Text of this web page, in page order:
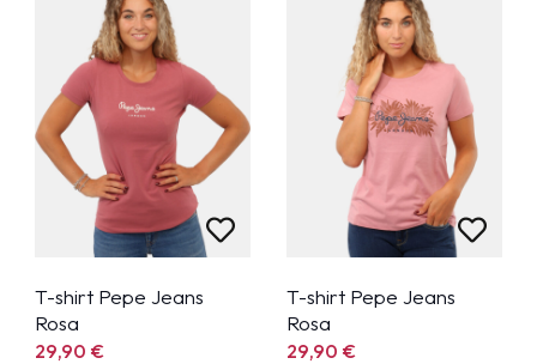
T-shirt Pepe Jeans
Rosa
29,90€
T-shirt Pepe Jeans
Rosa
29,90€